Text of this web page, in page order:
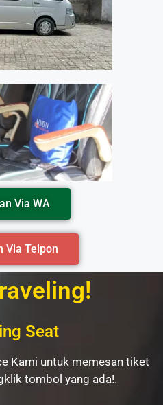
Via WA
Via Telpon
Seat
Kami untuk memesan tiket
tombol yang ada!.